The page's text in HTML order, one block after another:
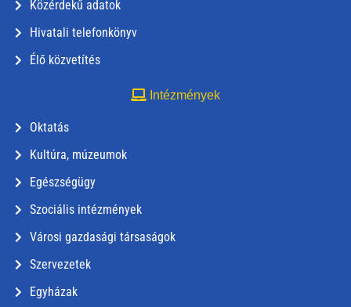
Közérdekű adatok
Hivatali telefonkönyv
Élő közvetítés
Intézmények
Oktatás
Kultúra, múzeumok
Egészségügy
Szociális intézmények
Városi gazdasági társaságok
Szervezetek
Egyházak